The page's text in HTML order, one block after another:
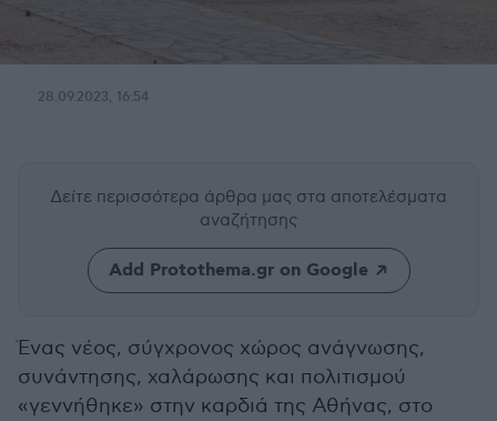
28.09.2023, 16:54
Δείτε περισσότερα άρθρα μας στα αποτελέσματα
αναζήτησης
Add Protothema.gr on Google
Ένας νέος, σύγχρονος χώρος ανάγνωσης,
συνάντησης, χαλάρωσης και πολιτισμού
«γεννήθηκε» στην καρδιά της Αθήνας, στο